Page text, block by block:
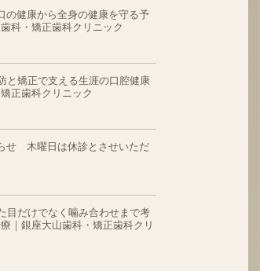
の健康から全身の健康を守る予
科・矯正歯科クリニック
と矯正で支える生涯の口腔健康
正歯科クリニック
せ 木曜日は休診とさせいただ
目だけでなく噛み合わせまで考
｜銀座大山歯科・矯正歯科クリ